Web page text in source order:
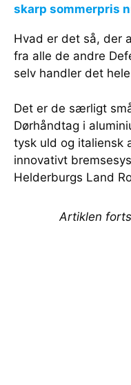
skarp sommerpris
Hvad er det så, der
fra alle de andre
selv handler det
Det er de særligt
Dørhåndtag i
tysk uld og italiensk
innovativt
Helderburgs Land
Artiklen